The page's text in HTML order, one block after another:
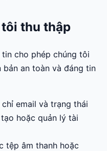
thu thập
cho phép chúng tôi
an toàn và đáng tin
email và trạng thái
hoặc quản lý tài
tệp âm thanh hoặc